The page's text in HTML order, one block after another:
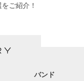
ご紹介！
バンド